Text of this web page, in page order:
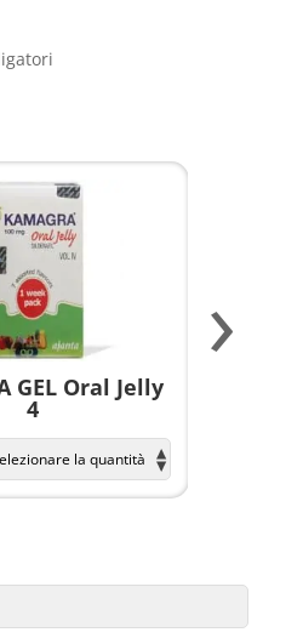
GEL Oral Jelly
4
›